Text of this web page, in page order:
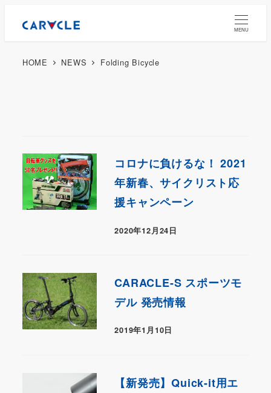
MENU
HOME NEWS Folding Bicycle
コロナに負けるな！ 2021
年新春、サイクリスト応
援キャンペーン
2020年12月24日
CARACLE-S スポーツモ
デル 発売情報
2019年1月10日
【新発売】Quick-it用エ